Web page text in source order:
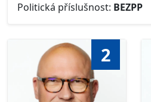
Politická příslušnost: BEZPP
2